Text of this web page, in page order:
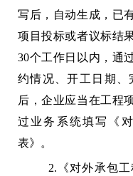
写后，自动生成，已
项目投标或者议标结
30个工作日以内，通
约情况、开工日期、
后，企业应当在工程
过业务系统填写《
表》。
2.《对外承包